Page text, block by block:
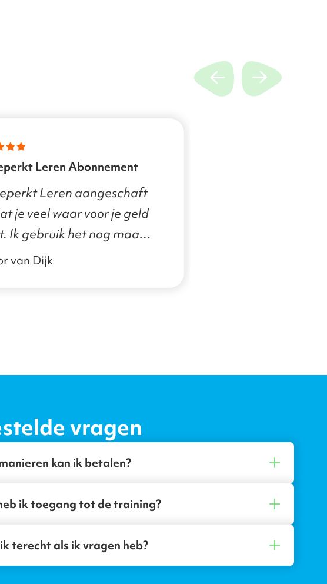
Leren Abonnement
Leren aangeschaft
je veel waar voor je geld
Ik gebruik het nog maar
maar eerste indruk is goed.
van Dijk
vragen
kan ik betalen?
ik toegang tot de training?
terecht als ik vragen heb?